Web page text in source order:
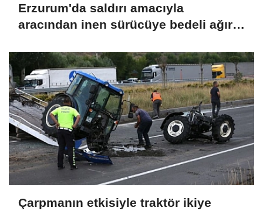
Erzurum'da saldırı amacıyla
aracından inen sürücüye bedeli ağır
Çarpmanın etkisiyle traktör ikiye